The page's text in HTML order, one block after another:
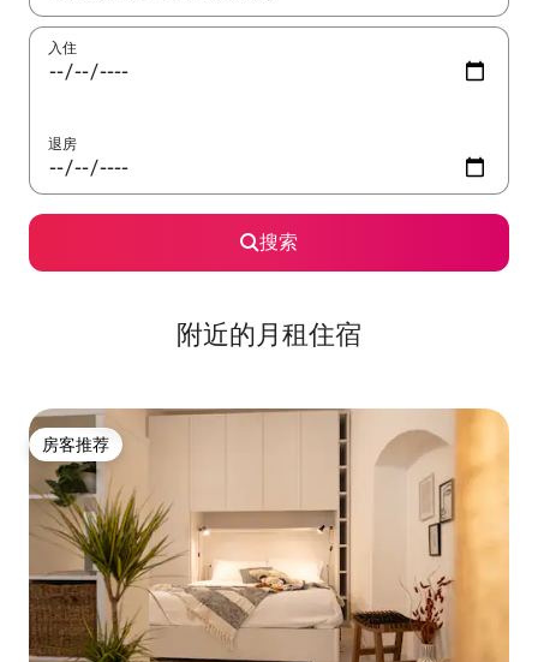
入住
退房
搜索
附近的月租住宿
房客推荐
房客推荐